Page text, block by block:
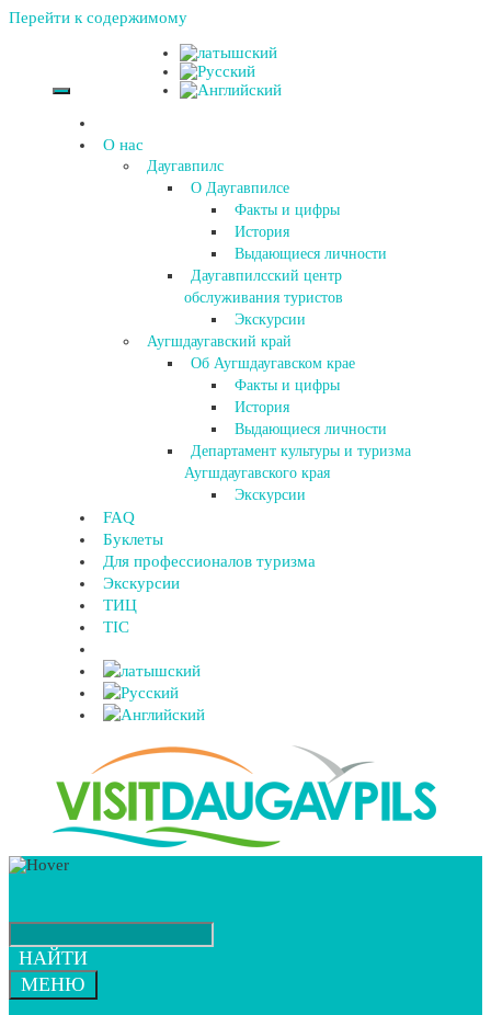
Перейти к содержимому
О нас
Даугавпилс
О Даугавпилсе
Факты и цифры
История
Выдающиеся личности
Даугавпилсский центр
обслуживания туристов
Экскурсии
Аугшдаугавский край
Об Аугшдаугавском крае
Факты и цифры
История
Выдающиеся личности
Департамент культуры и туризма
Аугшдаугавского края
Экскурсии
FAQ
Буклеты
Для профессионалов туризма
Экскурсии
ТИЦ
TIC
НАЙТИ
МЕНЮ